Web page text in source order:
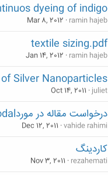
dyeing of indigo
ramin hajeb
Mar 8, 2012
textile sizing.pdf
ramin hajeb
Jan 14, 2012
Silver Nanoparticles
juliet
Oct 14, 2011
درخواست مقاله در موردtencel.modal
vahide rahimi
Dec 12, 2011
کاردینگ
rezahemati
Nov 3, 2011